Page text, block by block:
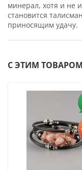
минерал, хотя и не
становится
приносящим удачу.
С ЭТИМ